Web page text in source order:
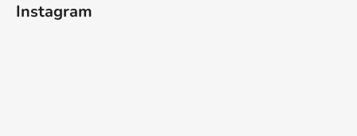
Instagram